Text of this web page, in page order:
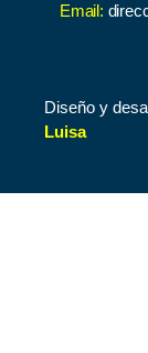
Email:
Diseño y
Luisa